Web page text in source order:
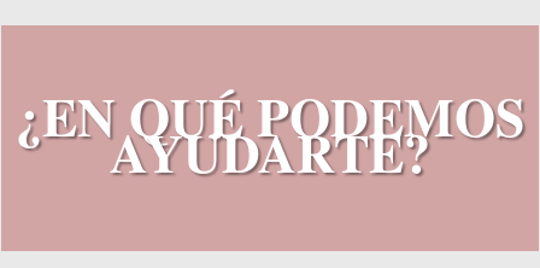
¿EN QUÉ PODEMOS
AYUDARTE?